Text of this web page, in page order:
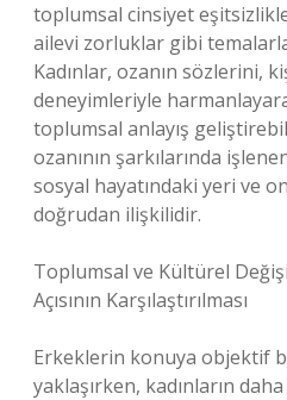
toplumsal cinsiyet
ailevi zorluklar gibi
Kadınlar, ozanın sözlerini,
deneyimleriyle
toplumsal anlayış
ozanının şarkılarında
sosyal hayatındaki yeri ve
doğrudan ilişkilidir.
Toplumsal ve Kültürel
Açısının Karşılaştırılması
Erkeklerin konuya objektif
yaklaşırken, kadınların